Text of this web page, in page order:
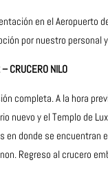
en el Aeropuerto
por nuestro personal
CRUCERO NILO
completa. A la hora
nuevo y el Templo de
en donde se encuentran
Regreso al crucero